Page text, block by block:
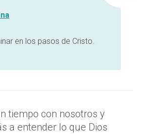
en los pasos de Cristo.
tiempo con nosotros y
a entender lo que Dios